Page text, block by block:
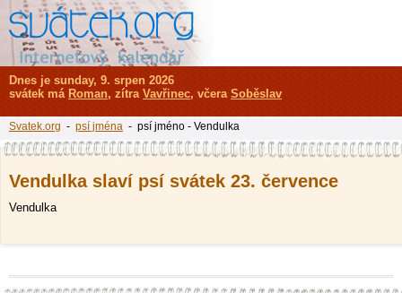
Vendulka slaví psí svátek 23. července
Vendulka
Dnes je sunday, 9. srpen 2026
svátek má Roman, zítra Vavřinec, včera Soběslav
Svatek.org - psí jména - psí jméno - Vendulka